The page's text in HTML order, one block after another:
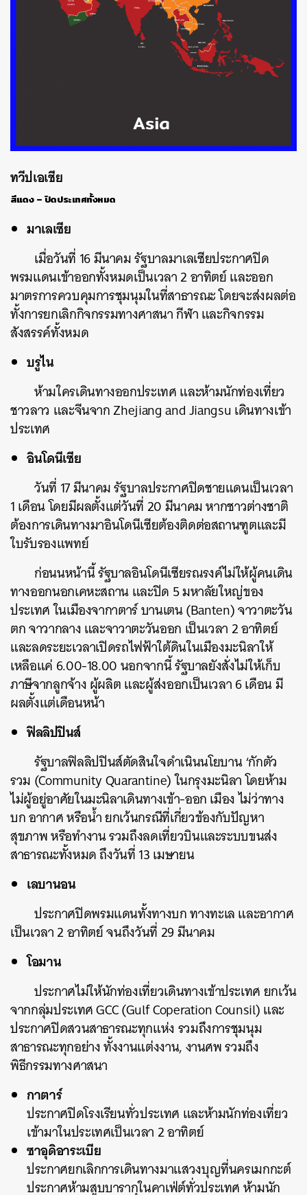
ทวีปเอเชีย
สีแดง – ปิดประเทศทั้งหมด
มาเลเซีย
เมื่อวันที่ 16 มีนาคม รัฐบาลมาเลเซียประกาศปิด
พรมแดนเข้าออกทั้งหมดเป็นเวลา 2 อาทิตย์ และออก
มาตรการควบคุมการชุมนุมในที่สาธารณะ โดยจะส่งผลต่อ
ทั้งการยกเลิกกิจกรรมทางศาสนา กีฬา และกิจกรรม
สังสรรค์ทั้งหมด
บรูไน
ห้ามใครเดินทางออกประเทศ และห้ามนักท่องเที่ยว
ชาวลาว และจีนจาก Zhejiang and Jiangsu เดินทางเข้า
ประเทศ
อินโดนีเซีย
วันที่ 17 มีนาคม รัฐบาลประกาศปิดชายแดนเป็นเวลา
1 เดือน โดยมีผลตั้งแต่วันที่ 20 มีนาคม หากชาวต่างชาติ
ต้องการเดินทางมาอินโดนีเซียต้องติดต่อสถานฑูตและมี
ใบรับรองแพทย์
ก่อนนหน้านี้ รัฐบาลอินโดนีเซียรณรงค์ไม่ให้ผู้คนเดิน
ทางออกนอกเคหะสถาน และปิด 5 มหาลัยใหญ่ของ
ประเทศ ในเมืองจากาตาร์ บานเตน (Banten) จาวาตะวัน
ตก จาวากลาง และจาวาตะวันออก เป็นเวลา 2 อาทิตย์
และลดระยะเวลาเปิดรถไฟฟ้าใต้ดินในเมืองมะนิลาให้
เหลือแค่ 6.00-18.00 นอกจากนี้ รัฐบาลยังสั่งไม่ให้เก็บ
ภาษีจากลูกจ้าง ผู้ผลิต และผู้ส่งออกเป็นเวลา 6 เดือน มี
ผลตั้งแต่เดือนหน้า
ฟิลลิปปินส์
รัฐบาลฟิลลิปปินส์ตัดสินใจดำเนินนโยบาน ‘กักตัว
รวม (Community Quarantine) ในกรุงมะนิลา โดยห้าม
ไม่ผู้อยู่อาศัยในมะนิลาเดินทางเข้า-ออก เมือง ไม่ว่าทาง
บก อากาศ หรือน้ำ ยกเว้นกรณีที่เกี่ยวข้องกับปัญหา
สุขภาพ หรือทำงาน รวมถึงลดเที่ยวบินและระบบขนส่ง
สาธารณะทั้งหมด ถึงวันที่ 13 เมษายน
เลบานอน
ประกาศปิดพรมแดนทั้งทางบก ทางทะเล และอากาศ
เป็นเวลา 2 อาทิตย์ จนถึงวันที่ 29 มีนาคม
โอมาน
ประกาศไม่ให้นักท่องเที่ยวเดินทางเข้าประเทศ ยกเว้น
จากกลุ่มประเทศ GCC (Gulf Coperation Counsil) และ
ประกาศปิดสวนสาธารณะทุกแห่ง รวมถึงการชุมนุม
สาธารณะทุกอย่าง ทั้งงานแต่งงาน, งานศพ รวมถึง
พิธีกรรมทางศาสนา
กาตาร์
ประกาศปิดโรงเรียนทั่วประเทศ และห้ามนักท่องเที่ยว
เข้ามาในประเทศเป็นเวลา 2 อาทิตย์
ซาอุดิอาระเบีย
ประกาศยกเลิกการเดินทางมาแสวงบุญที่นครเมกกะต์
ประกาศห้ามสูบบารากุในคาเฟ่ต์ทั่วประเทศ ห้ามนัก